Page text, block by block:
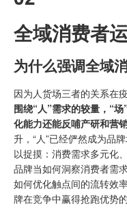
全域消费者
为什么强调全域
因为人货场三者的关系在
围绕“人”需求的较量，“
化能力还能反哺产研和营销
升，“人”已经俨然成为品
以捉摸：消费需求多元
品牌当如何洞察消费者需
如何优化触点间的流转效
牌在竞争中赢得抢跑优势的